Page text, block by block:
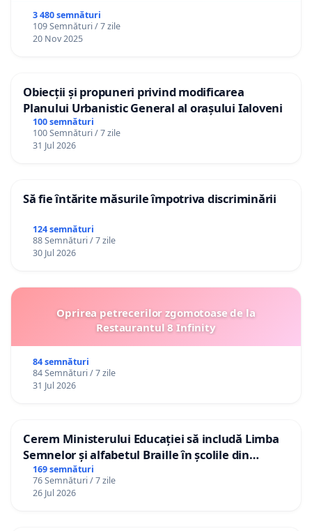
3 480 semnături
109 Semnături / 7 zile
20 Nov 2025
Obiecții și propuneri privind modificarea
Planului Urbanistic General al orașului Ialoveni
100 semnături
100 Semnături / 7 zile
31 Jul 2026
Să fie întărite măsurile împotriva discriminării
124 semnături
88 Semnături / 7 zile
30 Jul 2026
Oprirea petrecerilor zgomotoase de la
Restaurantul 8 Infinity
84 semnături
84 Semnături / 7 zile
31 Jul 2026
Cerem Ministerului Educației să includă Limba
Semnelor și alfabetul Braille în școlile din
Republica Moldova!
169 semnături
76 Semnături / 7 zile
26 Jul 2026